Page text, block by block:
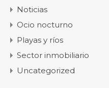
Noticias
Ocio nocturno
Playas y ríos
Sector inmobiliario
Uncategorized